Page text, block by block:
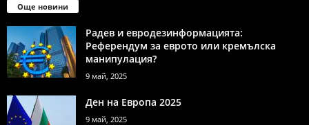
Още новини
Радев и евродезинформацията:
Референдум за еврото или кремълска
манипулация?
9 май, 2025
Ден на Европа 2025
9 май, 2025